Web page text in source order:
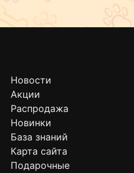
Новости
Акции
Распродажа
Новинки
База знаний
Карта сайта
Подарочные